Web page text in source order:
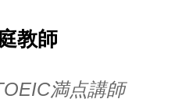
教師
満点講師